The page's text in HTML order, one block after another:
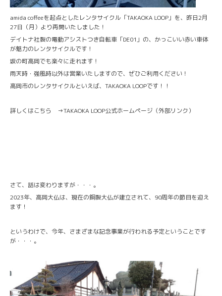
amida coffeeを起点としたレンタサイクル「TAKAOKA LOOP」を、昨日2月
27日（月）より再開いたしました！
デイトナ社製の電動アシストつき自転車「DE01」の、かっこいい赤い車体
が魅力のレンタサイクルです！
坂の町高岡でも楽々に走れます！
雨天時・強風時以外は営業いたしますので、ぜひご利用ください！
高岡市のレンタサイクルといえば、TAKAOKA LOOPです！！
詳しくはこちら →TAKAOKA LOOP公式ホームページ （外部リンク）
さて、話は変わりますが・・・。
2023年、高岡大仏は、現在の銅製大仏が建立されて、90周年の節目を迎え
ます！
というわけで、今年、さまざまな記念事業が行われる予定ということです
が・・・。